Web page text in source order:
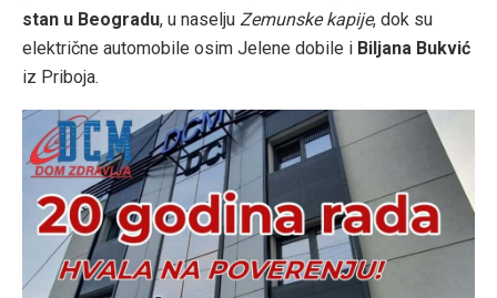
stan u Beogradu, u naselju Zemunske kapije, dok su
električne automobile osim Jelene dobile i Biljana Bukvić
iz Priboja.